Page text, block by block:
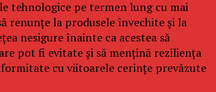
tehnologice pe termen lung cu mai
renunțe la produsele învechite și la
nesigure înainte ca acestea să
pot fi evitate și să mențină reziliența
cu viitoarele cerințe prevăzute